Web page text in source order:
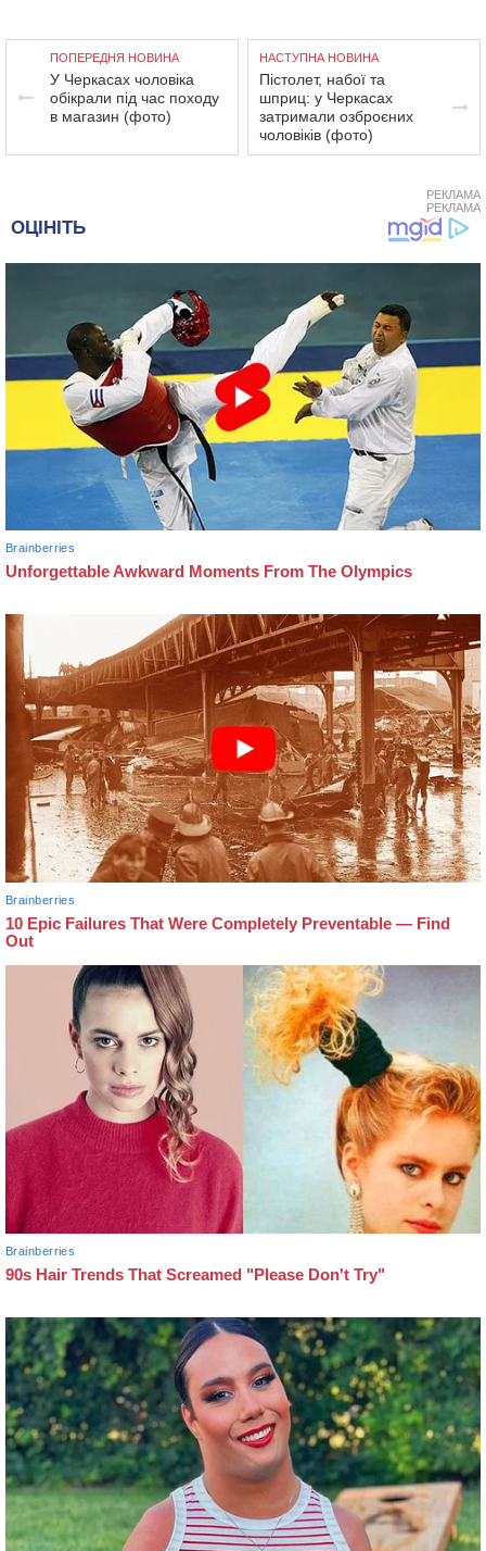
ПОПЕРЕДНЯ НОВИНА
У Черкасах чоловіка
обікрали під час походу
в магазин (фото)
НАСТУПНА НОВИНА
Пістолет, набої та
шприц: у Черкасах
затримали озброєних
чоловіків (фото)
РЕКЛАМА
РЕКЛАМА